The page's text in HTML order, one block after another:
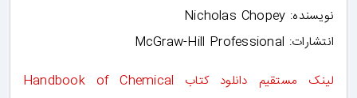
نویسنده: Nicholas Chopey
انتشارات: McGraw-Hill Professional
لینک مستقیم دانلود کتاب Handbook of Chemical